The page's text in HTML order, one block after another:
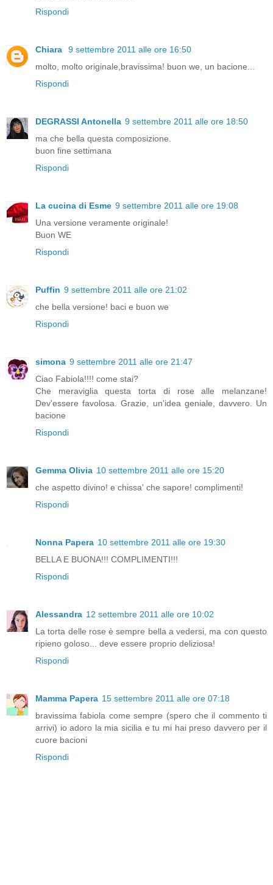
Rispondi
Chiara
9 settembre 2011 alle ore 16:50
molto, molto originale,bravissima! buon we, un bacione...
Rispondi
DEGRASSI Antonella 9 settembre 2011 alle ore 18:50
ma che bella questa composizione.
buon fine settimana
Rispondi
La cucina di Esme 9 settembre 2011 alle ore 19:08
Una versione veramente originale!
Buon WE
Rispondi
Puffin 9 settembre 2011 alle ore 21:02
che bella versione! baci e buon we
Rispondi
simona 9 settembre 2011 alle ore 21:47
Ciao Fabiola!!!! come stai?
Che meraviglia questa torta di rose alle melanzane!
Dev'essere favolosa. Grazie, un'idea geniale, davvero. Un
bacione
Rispondi
Gemma Olivia 10 settembre 2011 alle ore 15:20
che aspetto divino! e chissa' che sapore! complimenti!
Rispondi
Nonna Papera 10 settembre 2011 alle ore 19:30
BELLA E BUONA!!! COMPLIMENTI!!!
Rispondi
Alessandra 12 settembre 2011 alle ore 10:02
La torta delle rose è sempre bella a vedersi, ma con questo
ripieno goloso... deve essere proprio deliziosa!
Rispondi
Mamma Papera 15 settembre 2011 alle ore 07:18
bravissima fabiola come sempre (spero che il commento ti
arrivi) io adoro la mia sicilia e tu mi hai preso davvero per il
cuore bacioni
Rispondi